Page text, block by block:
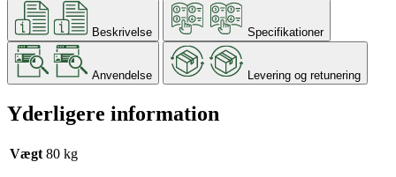
Beskrivelse Specifikationer
Anvendelse Levering og retunering
Yderligere information
Vægt 80 kg